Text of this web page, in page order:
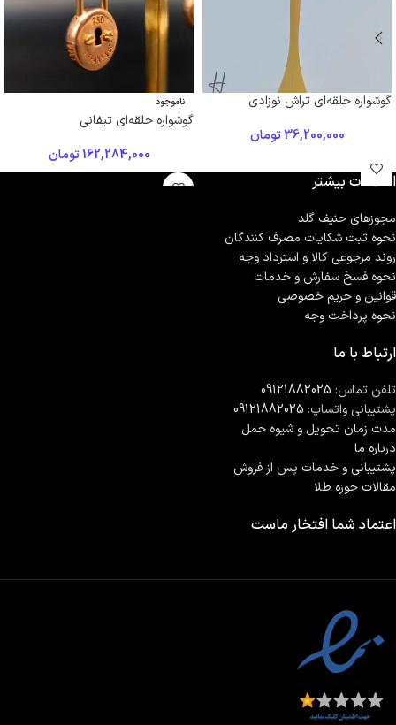
گوشواره حلقه‌ای تراش نوزادی
36,200,000 تومان
ناموجود
گوشواره حلقه‌ای تیفانی
162,284,000تومان
اطلاعات بیشتر
مجوزهای حنیف گلد
نحوه ثبت شكايات مصرف كنندگان
روند مرجوعی کالا و استرداد وجه
نحوه فسخ سفارش و خدمات
قوانین و حریم خصوصی
نحوه پرداخت وجه
ارتباط با ما
تلفن تماس: 09121882025
پشتیبانی واتساپ: 09121882025
مدت زمان تحويل و شیوه حمل
درباره ما
پشتیبانی و خدمات پس از فروش
مقالات حوزه طلا
اعتماد شما افتخار ماست